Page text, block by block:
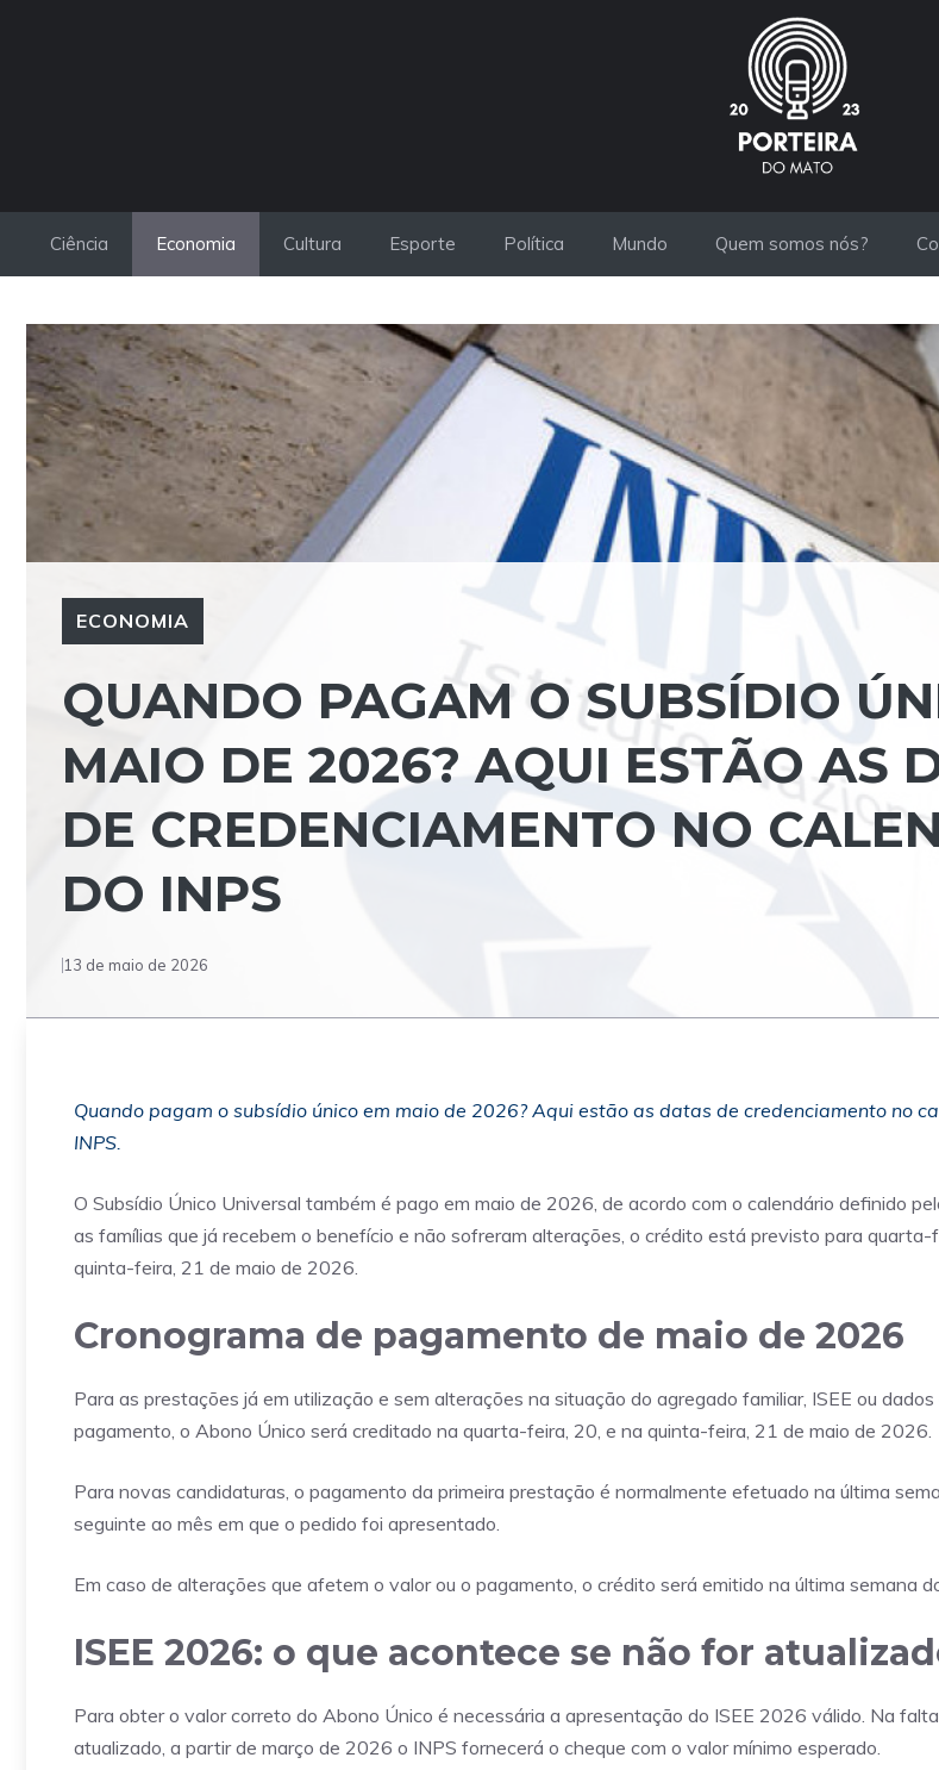
Ciência Economia Cultura Esporte Política Mundo Quem somos nós?
ECONOMIA
QUANDO PAGAM O SUBSÍDIO
MAIO DE 2026? AQUI ESTÃO AS
DE CREDENCIAMENTO NO
DO INPS
13 de maio de 2026
Quando pagam o subsídio único em maio de 2026? Aqui estão as datas de credenciamento no
INPS.
O Subsídio Único Universal também é pago em maio de 2026, de acordo com o calendário definido
as famílias que já recebem o benefício e não sofreram alterações, o crédito está previsto para quarta-
quinta-feira, 21 de maio de 2026.
Cronograma de pagamento de maio de 2026
Para as prestações já em utilização e sem alterações na situação do agregado familiar, ISEE ou dados
pagamento, o Abono Único será creditado na quarta-feira, 20, e na quinta-feira, 21 de maio de 2026.
Para novas candidaturas, o pagamento da primeira prestação é normalmente efetuado na última
seguinte ao mês em que o pedido foi apresentado.
Em caso de alterações que afetem o valor ou o pagamento, o crédito será emitido na última semana
ISEE 2026: o que acontece se não for
Para obter o valor correto do Abono Único é necessária a apresentação do ISEE 2026 válido. Na
atualizado, a partir de março de 2026 o INPS fornecerá o cheque com o valor mínimo esperado.